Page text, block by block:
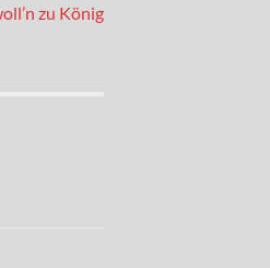
zu König